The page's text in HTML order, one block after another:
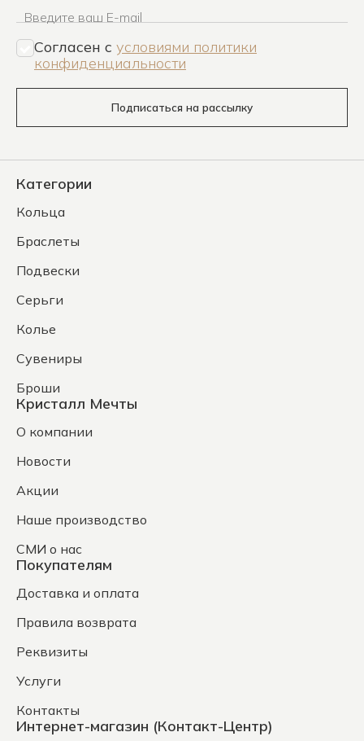
Введите ваш E-mail
Согласен c условиями политики
конфиденциальности
Подписаться на рассылку
Категории
Кольца
Браслеты
Подвески
Серьги
Колье
Сувениры
Броши
Кристалл Мечты
О компании
Новости
Акции
Наше производство
СМИ о нас
Покупателям
Доставка и оплата
Правила возврата
Реквизиты
Услуги
Контакты
Интернет-магазин (Контакт-Центр)